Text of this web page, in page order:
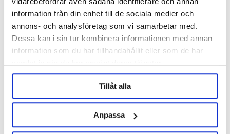
information från din enhet till de sociala medier och
annons- och analysföretag som vi samarbetar med.
Dessa kan i sin tur kombinera informationen med annan
information som du har tillhandahållit eller som de har
Tillåt alla
Anpassa